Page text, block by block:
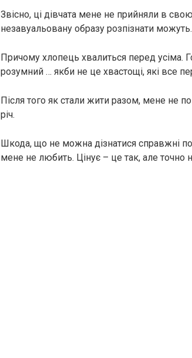
Звісно, ці дівчата мене не прийняли в
незавуальовану образу розпізнати можуть.
Причому хлопець хвалиться перед усіма.
розумний … якби не це хвастощі, які все
Після того як стали жити разом, мене не
річ.
Шкода, що не можна дізнатися справжні
мене не любить. Цінує – це так, але точно